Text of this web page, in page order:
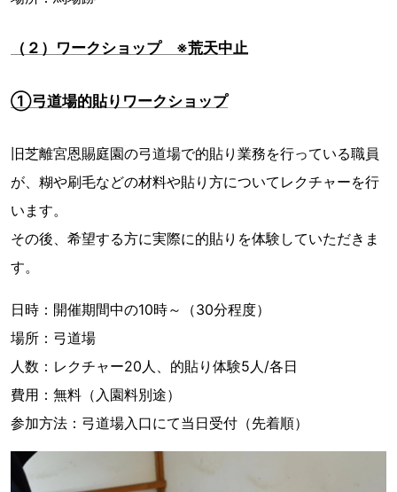
（２）ワークショップ ※荒天中止
①弓道場的貼りワークショップ
旧芝離宮恩賜庭園の弓道場で的貼り業務を行っている職員
が、糊や刷毛などの材料や貼り方についてレクチャーを行
います。
その後、希望する方に実際に的貼りを体験していただきま
す。
日時：開催期間中の10時～（30分程度）
場所：弓道場
人数：レクチャー20人、的貼り体験5人/各日
費用：無料（入園料別途）
参加方法：弓道場入口にて当日受付（先着順）